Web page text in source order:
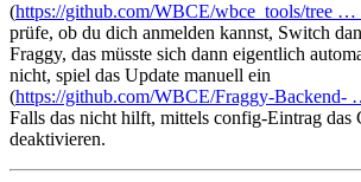
(https://github.com/WBCE/wbce_tools/tree …
prüfe, ob du dich anmelden kannst, Switch
Fraggy, das müsste sich dann eigentlich
nicht, spiel das Update manuell ein
(https://github.com/WBCE/Fraggy-Backend-
Falls das nicht hilft, mittels config-Eintrag das
deaktivieren.